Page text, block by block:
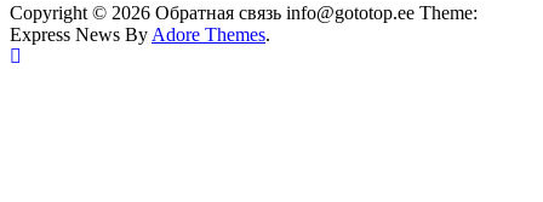
Copyright © 2026 Обратная связь info@gototop.ee Theme:
Express News By Adore Themes.